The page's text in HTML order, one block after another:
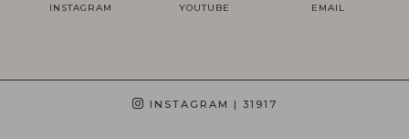
INSTAGRAM YOUTUBE EMAIL
INSTAGRAM | 31917